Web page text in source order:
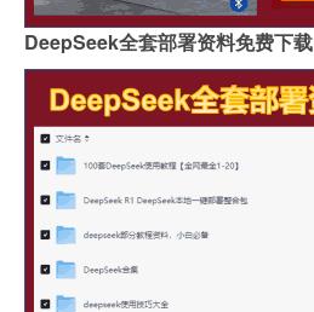
DeepSeek全套部署资料免费下载